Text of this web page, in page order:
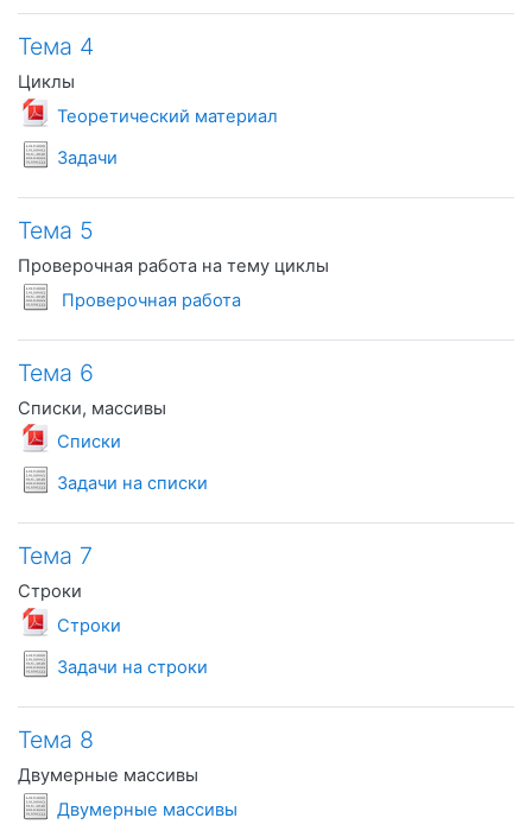
Тема 4
Циклы
Теоретический материал
Файл
Задачи
Условия задач
Тема 5
Проверочная работа на тему циклы
Проверочная работаУсловия задач
Тема 6
Списки, массивы
Списки
Файл
Задачи на спискиУсловия задач
Тема 7
Строки
Строки
Файл
Задачи на строкиУсловия задач
Тема 8
Двумерные массивы
Двумерные массивыУсловия задач